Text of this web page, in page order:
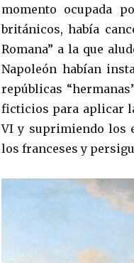
momento ocupada
británicos, había
Romana” a la que
Napoleón habían
repúblicas
ficticios para aplicar
VI y suprimiendo los
los franceses y